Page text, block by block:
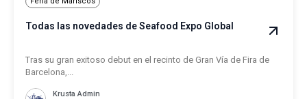
Todas las novedades de Seafood Expo Global
Tras su gran exitoso debut en el recinto de Gran Vía de Fira de
Barcelona,...
Krusta Admin